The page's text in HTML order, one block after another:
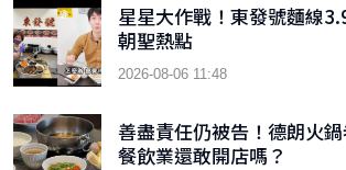
星星大作戰！東發號麵線
朝聖熱點
2026-08-06 11:48
善盡責任仍被告！德朗火
餐飲業還敢開店嗎？